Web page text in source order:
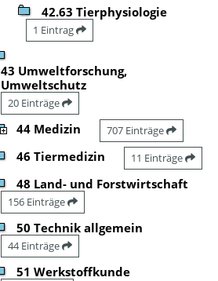
42.63 Tierphysiologie
1 Eintrag
43 Umweltforschung,
Umweltschutz
20 Einträge
44 Medizin 707 Einträge
46 Tiermedizin 11 Einträge
48 Land- und Forstwirtschaft
156 Einträge
50 Technik allgemein
44 Einträge
51 Werkstoffkunde